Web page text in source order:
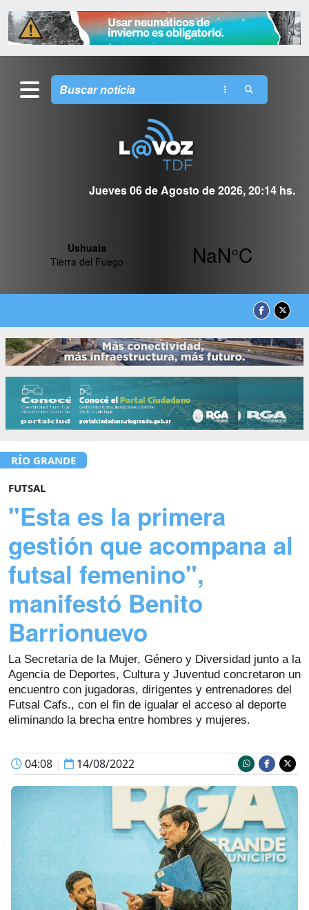
Jueves 06 de Agosto de 2026, 20:14 hs.
RÍO GRANDE
FUTSAL
"Esta es la primera
gestión que acompana al
futsal femenino",
manifestó Benito
Barrionuevo
La Secretaria de la Mujer, Género y Diversidad junto a la
Agencia de Deportes, Cultura y Juventud concretaron un
encuentro con jugadoras, dirigentes y entrenadores del
Futsal Cafs., con el fin de igualar el acceso al deporte
eliminando la brecha entre hombres y mujeres.
04:08 | 14/08/2022